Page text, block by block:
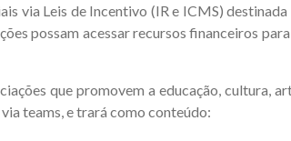
via Leis de Incentivo (IR e ICMS)
possam acessar recursos financeiros
que promovem a educação, cultura,
teams, e trará como conteúdo: